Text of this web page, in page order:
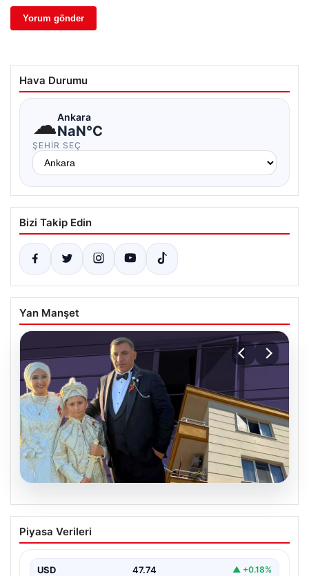
Hava Durumu
☁Ankara
NaN°C
ŞEHIR SEÇ
Bizi Takip Edin
Yan Manşet
Çanakkale’de böcek ilaçlaması felakete
dönüştü. Yusuf öldü, annesi yoğun
Piyasa Verileri
USD 47.74 ▲ +0.18%